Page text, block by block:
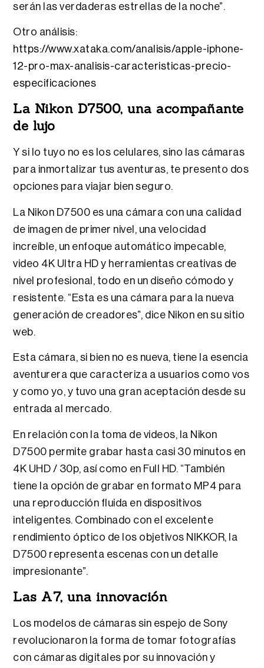
serán las verdaderas estrellas de la noche”.
Otro análisis:
https://www.xataka.com/analisis/apple-iphone-
12-pro-max-analisis-caracteristicas-precio-
especificaciones
La Nikon D7500, una acompañante
de lujo
Y si lo tuyo no es los celulares, sino las cámaras
para inmortalizar tus aventuras, te presento dos
opciones para viajar bien seguro.
La Nikon D7500 es una cámara con una calidad
de imagen de primer nivel, una velocidad
increíble, un enfoque automático impecable,
video 4K Ultra HD y herramientas creativas de
nivel profesional, todo en un diseño cómodo y
resistente. “Esta es una cámara para la nueva
generación de creadores”, dice Nikon en su sitio
web.
Esta cámara, si bien no es nueva, tiene la esencia
aventurera que caracteriza a usuarios como vos
y como yo, y tuvo una gran aceptación desde su
entrada al mercado.
En relación con la toma de videos, la Nikon
D7500 permite grabar hasta casi 30 minutos en
4K UHD / 30p, así como en Full HD. “También
tiene la opción de grabar en formato MP4 para
una reproducción fluida en dispositivos
inteligentes. Combinado con el excelente
rendimiento óptico de los objetivos NIKKOR, la
D7500 representa escenas con un detalle
impresionante”.
Las A7, una innovación
Los modelos de cámaras sin espejo de Sony
revolucionaron la forma de tomar fotografías
con cámaras digitales por su innovación y